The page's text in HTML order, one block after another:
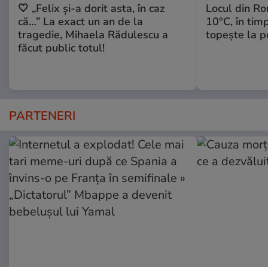
🤍 „Felix și-a dorit asta, în caz
că…” La exact un an de la
tragedie, Mihaela Rădulescu a
făcut public totul!
Locul din
10°C, în
topeşte la
PARTENERI